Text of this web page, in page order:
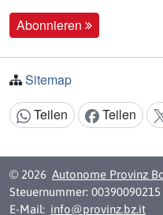
Abonnieren
Sitemap
Inhalt teilen:
Teilen Teilen
© 2026 Autonome Provinz
Steuernummer: 00390090215
E-Mail: info@provinz.bz.it